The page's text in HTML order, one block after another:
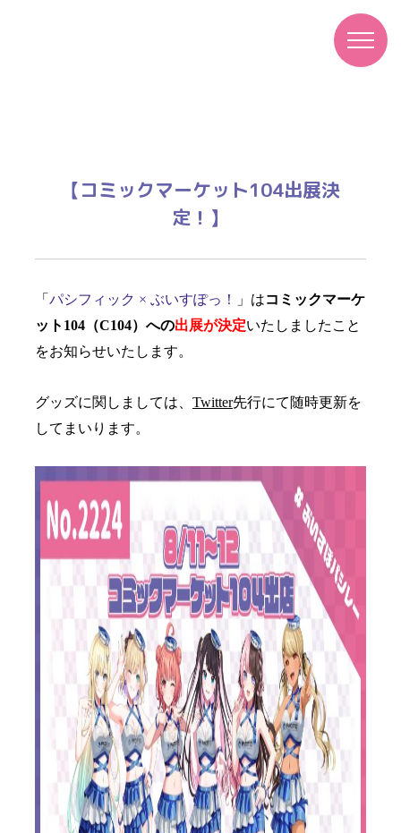
【コミックマーケット104出展決
定！】
「 パシフィック × ぶいすぽっ！ 」はコミックマーケ
ット104（C104）への出展が決定いたしましたこと
をお知らせいたします。
グッズに関しましては、 Twitter先行にて随時更新を
してまいります。